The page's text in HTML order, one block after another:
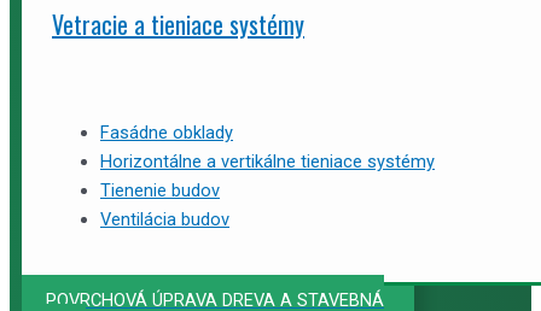
Vetracie a tieniace systémy
Fasádne obklady
Horizontálne a vertikálne tieniace systémy
Tienenie budov
Ventilácia budov
POVRCHOVÁ ÚPRAVA DREVA A STAVEBNÁ